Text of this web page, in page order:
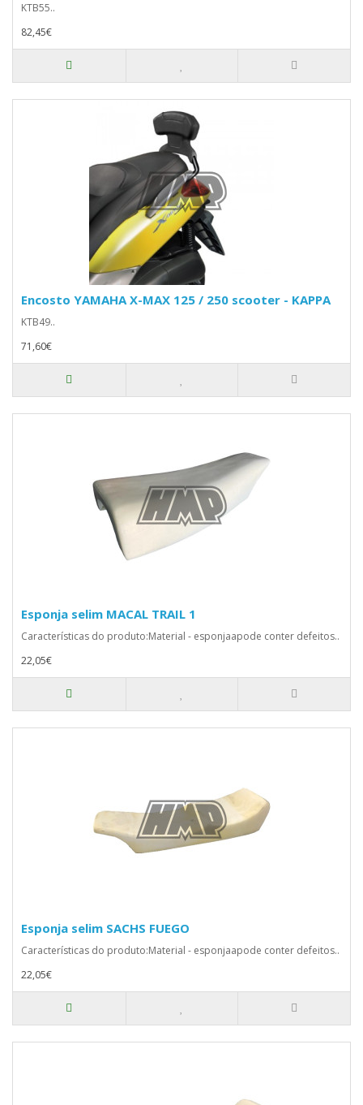
KTB55..
82,45€
Encosto YAMAHA X-MAX 125 / 250 scooter - KAPPA
KTB49..
71,60€
Esponja selim MACAL TRAIL 1
Características do produto:Material - esponjaapode conter defeitos..
22,05€
Esponja selim SACHS FUEGO
Características do produto:Material - esponjaapode conter defeitos..
22,05€